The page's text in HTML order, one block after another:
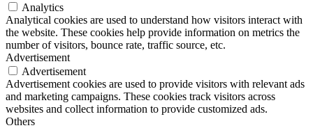
Analytics
Analytical cookies are used to understand how visitors interact with
the website. These cookies help provide information on metrics the
number of visitors, bounce rate, traffic source, etc.
Advertisement
Advertisement
Advertisement cookies are used to provide visitors with relevant ads
and marketing campaigns. These cookies track visitors across
websites and collect information to provide customized ads.
Others